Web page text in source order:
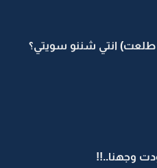
طلعت) انتي شننو سويتي؟
وجهنا..!!